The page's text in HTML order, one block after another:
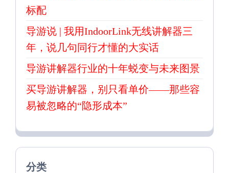
标配
导游说 | 我用IndoorLink无线讲解器三
年，说几句同行才懂的大实话
导游讲解器行业的十年蜕变与未来图景
买导游讲解器，别只看单价——那些容
易被忽略的“隐形成本”
分类